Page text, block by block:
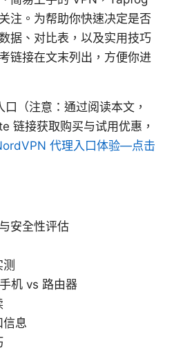
注。为帮助你快速决定是否
据、对比表，以及实用技巧
链接在文末列出，方便你进
（注意：通过阅读本文，
链接获取购买与试用优惠，
代理入口体验—点击
安全性评估
机 vs 路由器
信息